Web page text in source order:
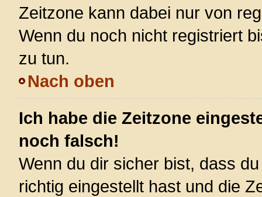
Zeitzone kann dabei nur von
Wenn du noch nicht registriert
zu tun.
Nach oben
Ich habe die Zeitzone
noch falsch!
Wenn du dir sicher bist, dass
richtig eingestellt hast und die